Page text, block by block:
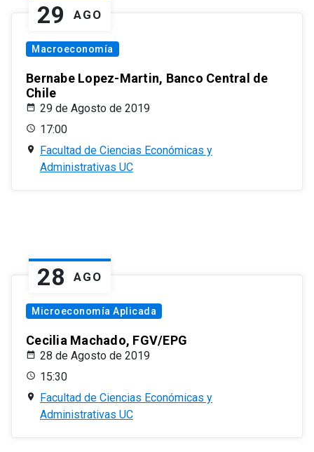
29 AGO
Macroeconomía
Bernabe Lopez-Martin, Banco Central de
Chile
29 de Agosto de 2019
17:00
Facultad de Ciencias Económicas y
Administrativas UC
28 AGO
Microeconomía Aplicada
Cecilia Machado, FGV/EPG
28 de Agosto de 2019
15:30
Facultad de Ciencias Económicas y
Administrativas UC